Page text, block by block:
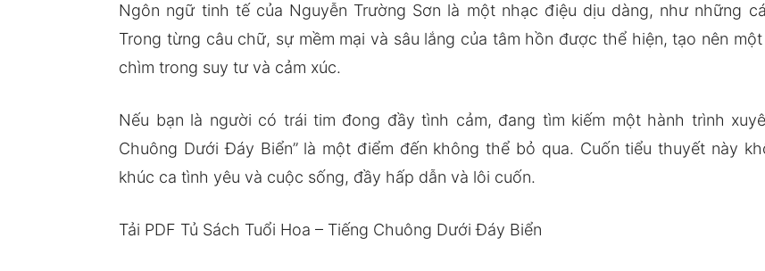
Ngôn ngữ tinh tế của Nguyễn Trường Sơn là một nhạc điệu dịu dàng, như những
Trong từng câu chữ, sự mềm mại và sâu lắng của tâm hồn được thể hiện, tạo nên
chìm trong suy tư và cảm xúc.
Nếu bạn là người có trái tim đong đầy tình cảm, đang tìm kiếm một hành trình
Chuông Dưới Đáy Biển” là một điểm đến không thể bỏ qua. Cuốn tiểu thuyết này
khúc ca tình yêu và cuộc sống, đầy hấp dẫn và lôi cuốn.
Tải PDF Tủ Sách Tuổi Hoa – Tiếng Chuông Dưới Đáy Biển